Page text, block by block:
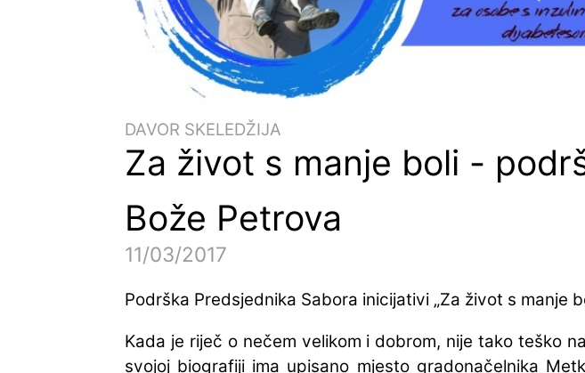
DAVOR SKELEDŽIJA
Za život s manje boli -
Bože Petrova
11/03/2017
Podrška Predsjednika Sabora inicijativi „Za život s manje
Kada je riječ o nečem velikom i dobrom, nije tako teško
svojoj biografiji ima upisano mjesto gradonačelnika